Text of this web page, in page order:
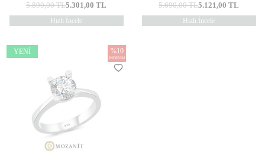
5.890,00TL5.301,00 TL
Hızlı İncele
5.690,00TL5.121,00 TL
Hızlı İncele
YENI %10
İNDIRIM